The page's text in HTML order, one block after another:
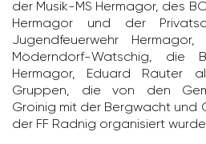
der Musik-MS Hermagor, des
Hermagor und der
Jugend­feu­er­wehr
Mödern­dorf-Watschig, die
Hermagor, Eduard Rauter
Gruppen, die von den
Groinig mit der Berg­wacht und
der FF Radnig orga­ni­siert